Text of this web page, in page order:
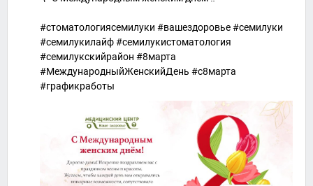
#стоматологиясемилуки #вашездоровье #семилуки
#семилукилайф #семилукистоматология
#семилукскийрайон #8марта
#МеждународныйЖенскийДень #c8марта
#графикработы